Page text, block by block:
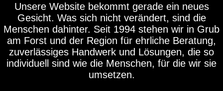
Unsere Website bekommt gerade ein neues
Gesicht. Was sich nicht verändert, sind die
Menschen dahinter. Seit 1994 stehen wir in Grub
am Forst und der Region für ehrliche Beratung,
zuverlässiges Handwerk und Lösungen, die so
individuell sind wie die Menschen, für die wir sie
umsetzen.